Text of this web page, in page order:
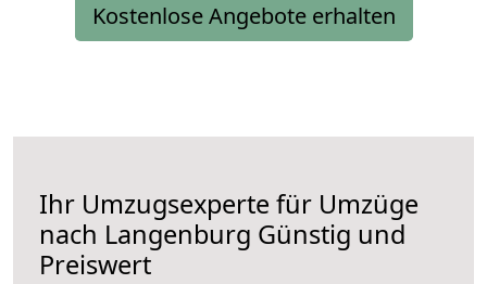
Kostenlose Angebote erhalten
Ihr Umzugsexperte für Umzüge
nach Langenburg Günstig und
Preiswert